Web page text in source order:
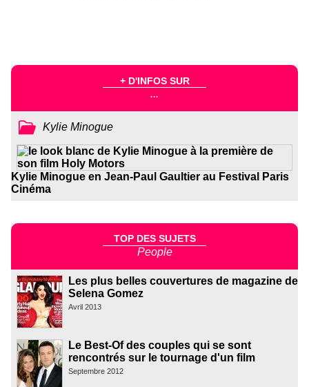
+ D'INFOS SUR
...
Kylie Minogue
Kylie Minogue en Jean-Paul Gaultier au Festival Paris
Cinéma
TOP DES SUJETS
People
Les plus belles couvertures de magazine de
Selena Gomez
Avril 2013
Le Best-Of des couples qui se sont
rencontrés sur le tournage d'un film
Septembre 2012